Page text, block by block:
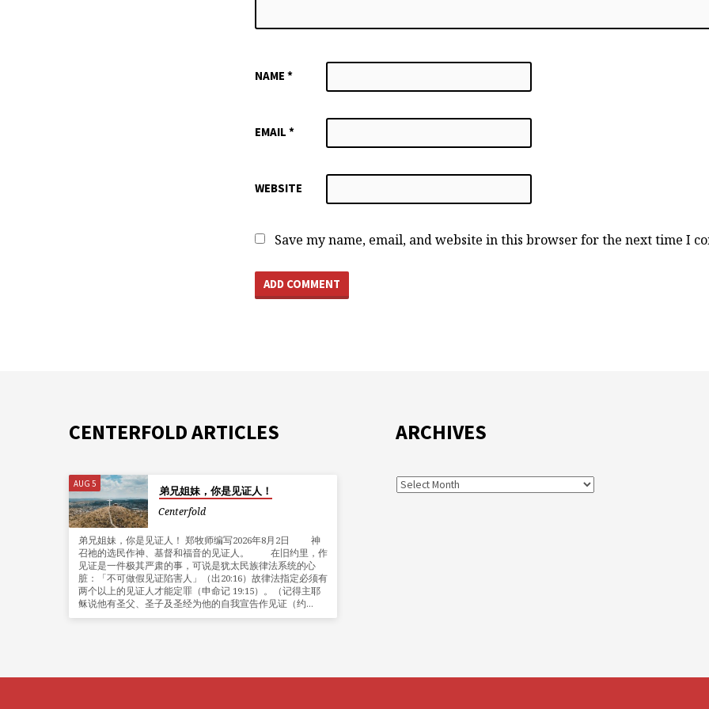
NAME *
EMAIL *
WEBSITE
Save my name, email, and website in this browser for the next time I
CENTERFOLD ARTICLES
AUG 5
弟兄姐妹，你是见证人！
Centerfold
弟兄姐妹，你是见证人！ 郑牧师编写2026年8月2日 神
召祂的选民作神、基督和福音的见证人。 在旧约里，作
见证是一件极其严肃的事，可说是犹太民族律法系统的心
脏：「不可做假见证陷害人」（出20:16）故律法指定必须有
两个以上的见证人才能定罪（申命记 19:15）。（记得主耶
稣说他有圣父、圣子及圣经为他的自我宣告作见证（约…
ARCHIVES